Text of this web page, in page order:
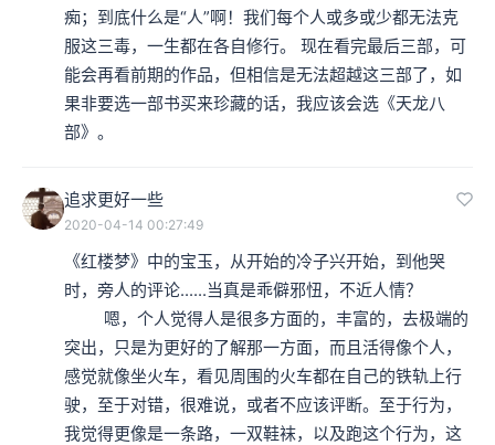
痴；到底什么是“人”啊！我们每个人或多或少都无法克
服这三毒，一生都在各自修行。 现在看完最后三部，可
能会再看前期的作品，但相信是无法超越这三部了，如
果非要选一部书买来珍藏的话，我应该会选《天龙八
部》。
追求更好一些
2020-04-14 00:27:49
《红楼梦》中的宝玉，从开始的冷子兴开始，到他哭
时，旁人的评论......当真是乖僻邪忸，不近人情？
突出，只是为更好的了解那一方面，而且活得像个人，
感觉就像坐火车，看见周围的火车都在自己的铁轨上行
驶，至于对错，很难说，或者不应该评断。至于行为，
我觉得更像是一条路，一双鞋袜，以及跑这个行为，这